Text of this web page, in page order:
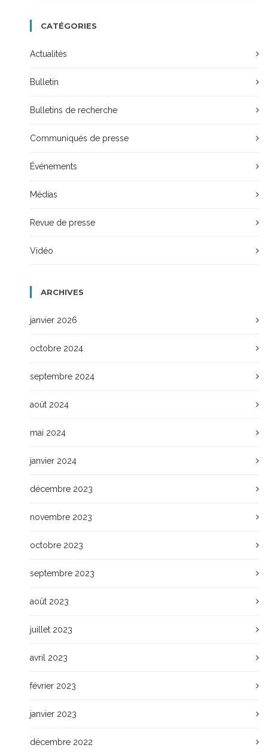
CATÉGORIES
Actualités
Bulletin
Bulletins de recherche
Communiqués de presse
Événements
Médias
Revue de presse
Vidéo
ARCHIVES
janvier 2026
octobre 2024
septembre 2024
août 2024
mai 2024
janvier 2024
décembre 2023
novembre 2023
octobre 2023
septembre 2023
août 2023
juillet 2023
avril 2023
février 2023
janvier 2023
décembre 2022